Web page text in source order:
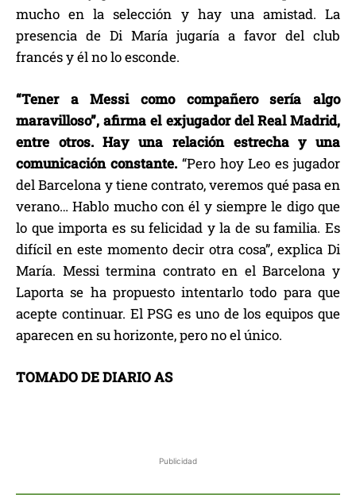
Publicidad
mucho en la selección y hay una amistad. La
presencia de Di María jugaría a favor del club
francés y él no lo esconde.
“Tener a Messi como compañero sería algo
maravilloso”, afirma el exjugador del Real Madrid,
entre otros. Hay una relación estrecha y una
comunicación constante. “Pero hoy Leo es jugador
del Barcelona y tiene contrato, veremos qué pasa en
verano… Hablo mucho con él y siempre le digo que
lo que importa es su felicidad y la de su familia. Es
difícil en este momento decir otra cosa”, explica Di
María. Messi termina contrato en el Barcelona y
Laporta se ha propuesto intentarlo todo para que
acepte continuar. El PSG es uno de los equipos que
aparecen en su horizonte, pero no el único.
TOMADO DE DIARIO AS